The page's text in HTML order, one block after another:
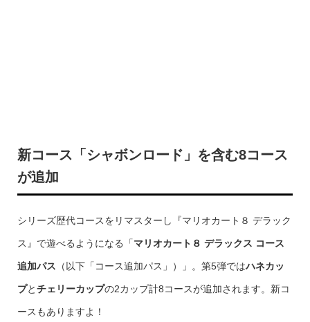
新コース「シャボンロード」を含む8コース
が追加
シリーズ歴代コースをリマスターし『マリオカート８ デラック
ス』で遊べるようになる「マリオカート８ デラックス コース
追加パス （以下「コース追加パス」）」。第5弾ではハネカッ
プとチェリーカップの2カップ計8コースが追加されます。新コ
ースもありますよ！